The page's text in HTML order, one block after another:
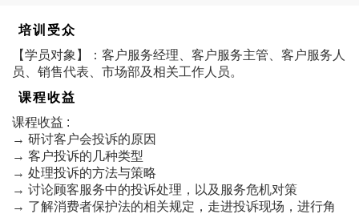
培训受众
【学员对象】：客户服务经理、客户服务主管、客户服务人
员、销售代表、市场部及相关工作人员。
课程收益
课程收益 :
→ 研讨客户会投诉的原因
→ 客户投诉的几种类型
→ 处理投诉的方法与策略
→ 讨论顾客服务中的投诉处理，以及服务危机对策
→ 了解消费者保护法的相关规定，走进投诉现场，进行角